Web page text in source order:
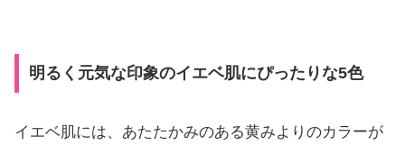
明るく元気な印象のイエベ肌にぴったりな5色
イエベ肌には、あたたかみのある黄みよりのカラーが